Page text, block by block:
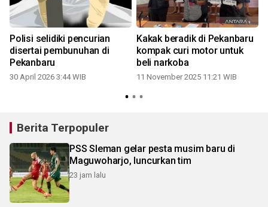
Polisi selidiki pencurian
disertai pembunuhan di
Pekanbaru
30 April 2026 3:44 WIB
Kakak beradik di Pekanbaru
kompak curi motor untuk
beli narkoba
11 November 2025 11:21 WIB
Berita Terpopuler
PSS Sleman gelar pesta musim baru di
Maguwoharjo, luncurkan tim
23 jam lalu